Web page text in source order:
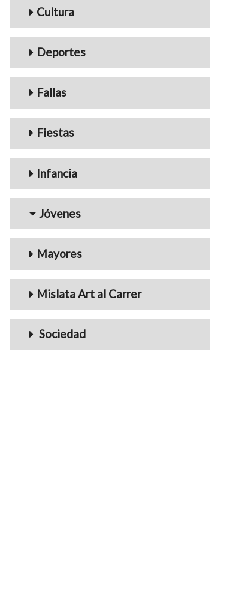
Cultura
Deportes
Fallas
Fiestas
Infancia
Jóvenes
Mayores
Mislata Art al Carrer
Sociedad